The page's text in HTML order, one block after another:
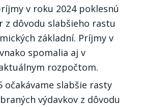
v roku 2024 poklesnú
z dôvodu slabšieho rastu
základní. Príjmy v
spomalia aj v
rozpočtom.
očakávame slabšie rasty
výdavkov z dôvodu